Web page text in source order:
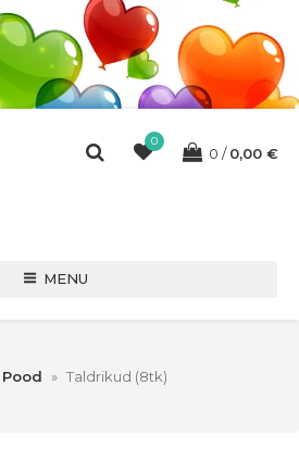
0
0 0,00 €
MENU
Pood » Taldrikud (8tk)